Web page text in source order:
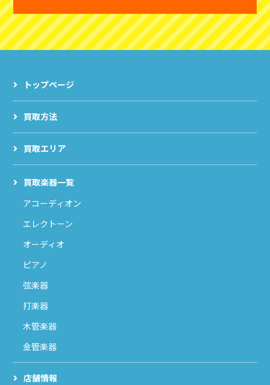
トップページ
買取方法
買取エリア
買取楽器一覧
アコーディオン
エレクトーン
オーディオ
ピアノ
弦楽器
打楽器
木管楽器
金管楽器
店舗情報